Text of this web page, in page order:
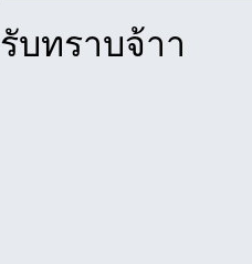
รับทราบจ้าา